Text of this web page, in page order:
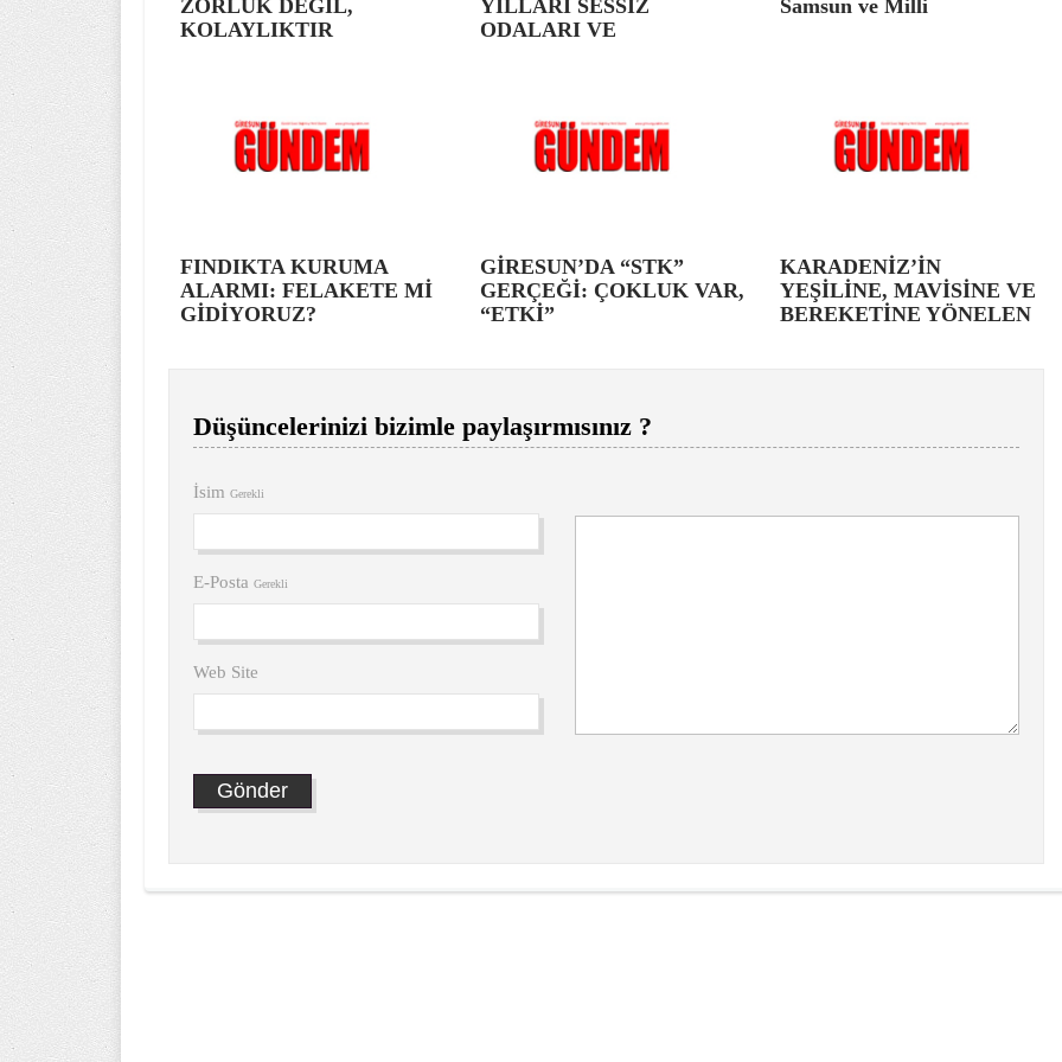
ZORLUK DEĞİL,
KOLAYLIKTIR
YILLARI SESSİZ
ODALARI VE
Samsun ve Milli
FINDIKTA KURUMA
ALARMI: FELAKETE Mİ
GİDİYORUZ?
GİRESUN’DA “STK”
GERÇEĞİ: ÇOKLUK VAR,
“ETKİ”
KARADENİZ’İN
YEŞİLİNE, MAVİSİNE VE
BEREKETİNE YÖNELEN
Düşüncelerinizi bizimle paylaşırmısınız ?
İsim Gerekli
E-Posta Gerekli
Web Site